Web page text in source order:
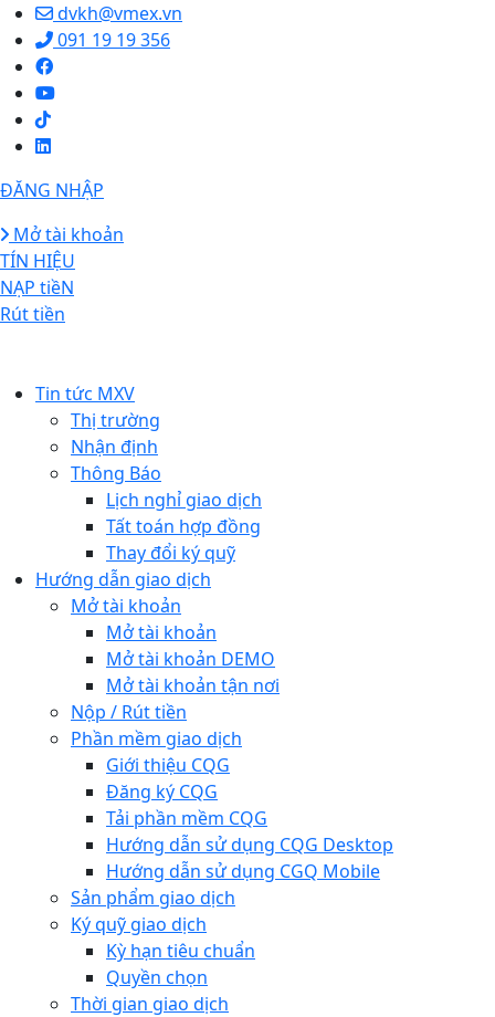
dvkh@vmex.vn
091 19 19 356
ĐĂNG NHẬP
Mở tài khoản
TÍN HIỆU
NẠP tiềN
Rút tiền
Tin tức MXV
Thị trường
Nhận định
Thông Báo
Lịch nghỉ giao dịch
Tất toán hợp đồng
Thay đổi ký quỹ
Hướng dẫn giao dịch
Mở tài khoản
Mở tài khoản
Mở tài khoản DEMO
Mở tài khoản tận nơi
Nộp / Rút tiền
Phần mềm giao dịch
Giới thiệu CQG
Đăng ký CQG
Tải phần mềm CQG
Hướng dẫn sử dụng CQG Desktop
Hướng dẫn sử dụng CGQ Mobile
Sản phẩm giao dịch
Ký quỹ giao dịch
Kỳ hạn tiêu chuẩn
Quyền chọn
Thời gian giao dịch